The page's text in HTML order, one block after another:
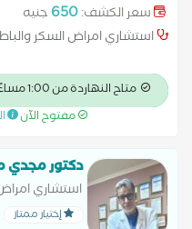
سعر الكشف:650 جنيه
استشاري امراض السكر
متاح النهاردة من 1:00 مساءً
مفتوح الآن
دكتور مجدي
استشاري
إختيار ممتاز